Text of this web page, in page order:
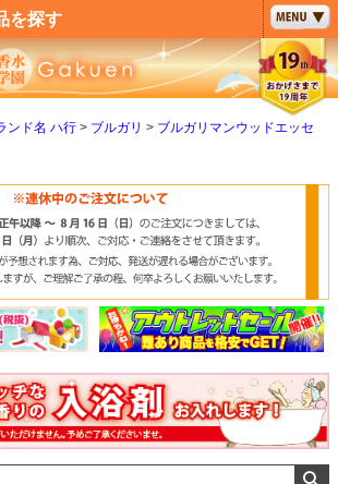
ンド名 ハ行 ブルガリ
ブルガリマンウッドエッセ
ペー
ジト
ップ
へ
を探す